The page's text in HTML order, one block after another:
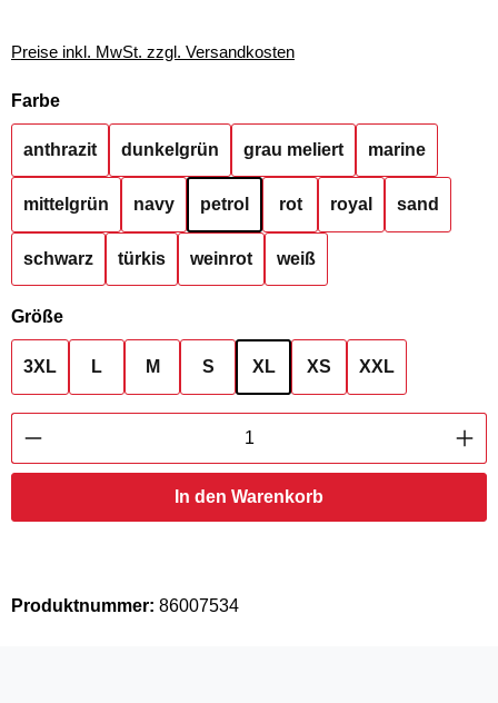
Preise inkl. MwSt. zzgl. Versandkosten
Farbeauswählen
anthrazit dunkelgrün grau meliert marine
mittelgrün navy petrol rot royal sand
schwarz türkis weinrot weiß
Größeauswählen
3XL L M S XL XS XXL
Produkt Anzahl: Gib den gewünschten
In den Warenkorb
Produktnummer: 86007534